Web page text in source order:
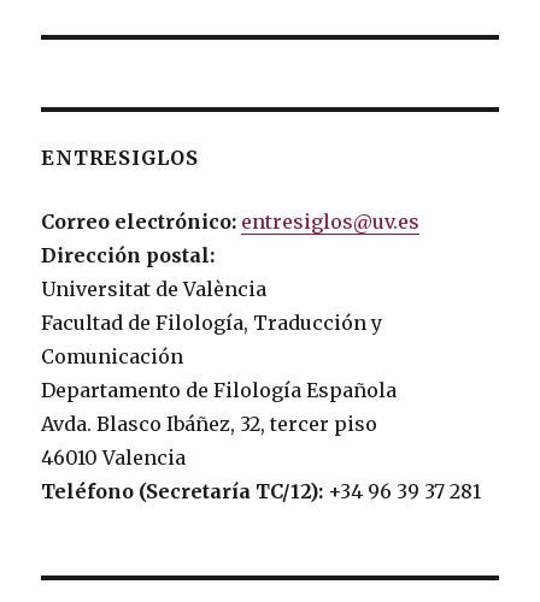
ENTRESIGLOS
Correo electrónico: entresiglos@uv.es
Dirección postal:
Universitat de València
Facultad de Filología, Traducción y
Comunicación
Departamento de Filología Española
Avda. Blasco Ibáñez, 32, tercer piso
46010 Valencia
Teléfono (Secretaría TC/12): +34 96 39 37 281